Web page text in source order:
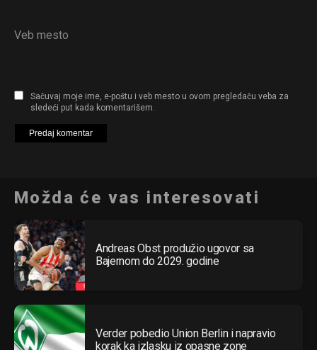
Veb mesto
Sačuvaj moje ime, e-poštu i veb mesto u ovom pregledaču veba za
sledeći put kada komentarišem.
Možda će vas interesovati
Andreas Obst produžio ugovor sa
Bajernom do 2029. godine
Verder pobedio Union Berlin i napravio
korak ka izlasku iz opasne zone